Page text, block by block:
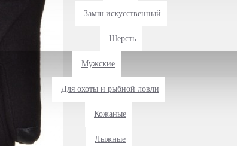
Замш искусственный
Шерсть
Мужские
Для охоты и рыбной ловли
Кожаные
Лыжные